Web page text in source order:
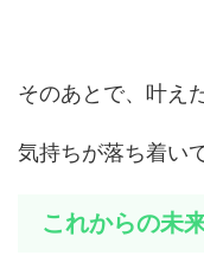
そのあとで、叶え
気持ちが落ち着い
これからの未